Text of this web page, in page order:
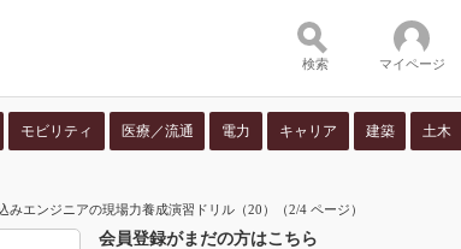
検索 マイページ
モビリティ 医療／流通 電力 キャリア 建築 土木
エンジニアの現場力養成演習ドリル（20）（2/4 ページ）
会員登録がまだの方はこちら